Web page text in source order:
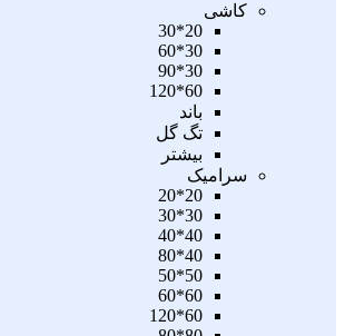
کاشی
20*30
30*60
30*90
60*120
باند
تگ گل
بیشتر
سرامیک
20*20
30*30
40*40
40*80
50*50
60*60
60*120